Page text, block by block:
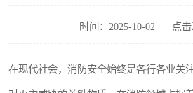
时间：2025-10-02 点
在现代社会，消防安全始终是各行各业关
抑
氢氧化镁